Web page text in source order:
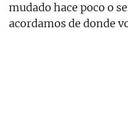
mudado hace poco o
acordamos de donde